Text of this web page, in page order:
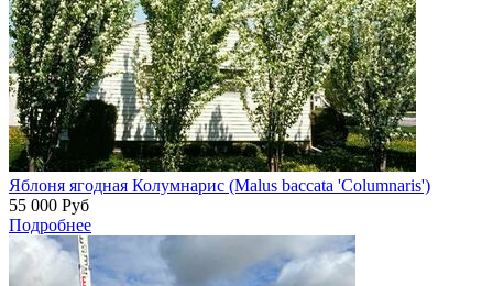
Яблоня ягодная Колумнарис (Malus baccata 'Columnaris')
55 000 Руб
Подробнее